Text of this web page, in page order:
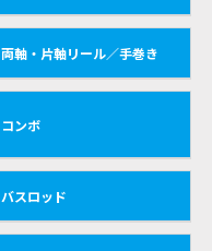
両軸・片軸リール／手巻き
コンボ
バスロッド